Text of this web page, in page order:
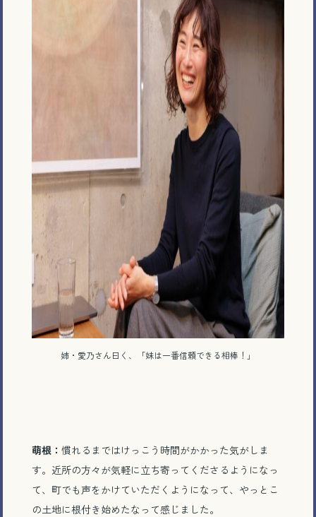
姉・愛乃さん曰く、「妹は一番信頼できる相棒！」
萌根： 慣れるまではけっこう時間がかかった気がしま
す。近所の方々が気軽に立ち寄ってくださるようになっ
て、町でも声をかけていただくようになって、やっとこ
の土地に根付き始めたなって感じました。